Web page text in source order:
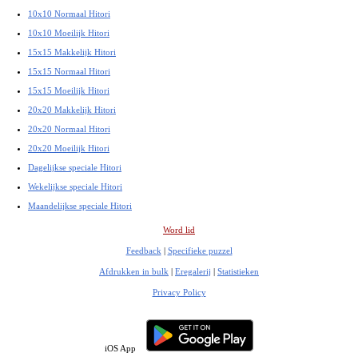
10x10 Normaal Hitori
10x10 Moeilijk Hitori
15x15 Makkelijk Hitori
15x15 Normaal Hitori
15x15 Moeilijk Hitori
20x20 Makkelijk Hitori
20x20 Normaal Hitori
20x20 Moeilijk Hitori
Dagelijkse speciale Hitori
Wekelijkse speciale Hitori
Maandelijkse speciale Hitori
Word lid
Feedback | Specifieke puzzel
Afdrukken in bulk | Eregalerij | Statistieken
Privacy Policy
iOS App